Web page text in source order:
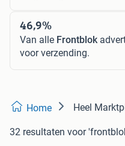
46,9%
Van alle Frontblok
voor verzending.
Home Heel
32 resultaten voor